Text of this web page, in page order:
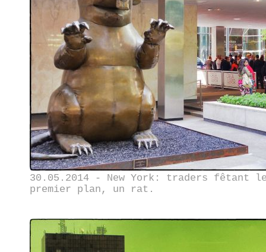
30.05.2014 - New York: traders fêtant le
premier plan, un rat.